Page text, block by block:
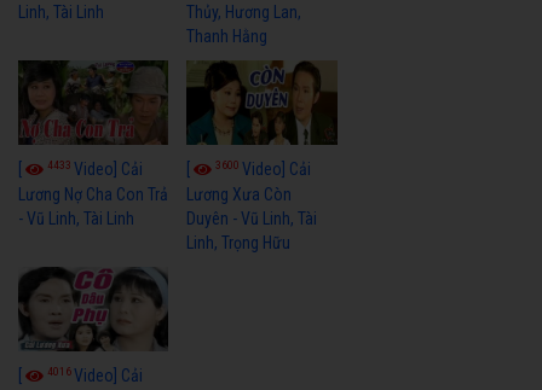
Linh, Tài Linh
Thủy, Hương Lan,
Thanh Hằng
4433 Video] Cải
Lương Nợ Cha Con Trả
- Vũ Linh, Tài Linh
3600Video] Cải
Lương Xưa Còn
Duyên - Vũ Linh, Tài
Linh, Trọng Hữu
4016Video] Cải